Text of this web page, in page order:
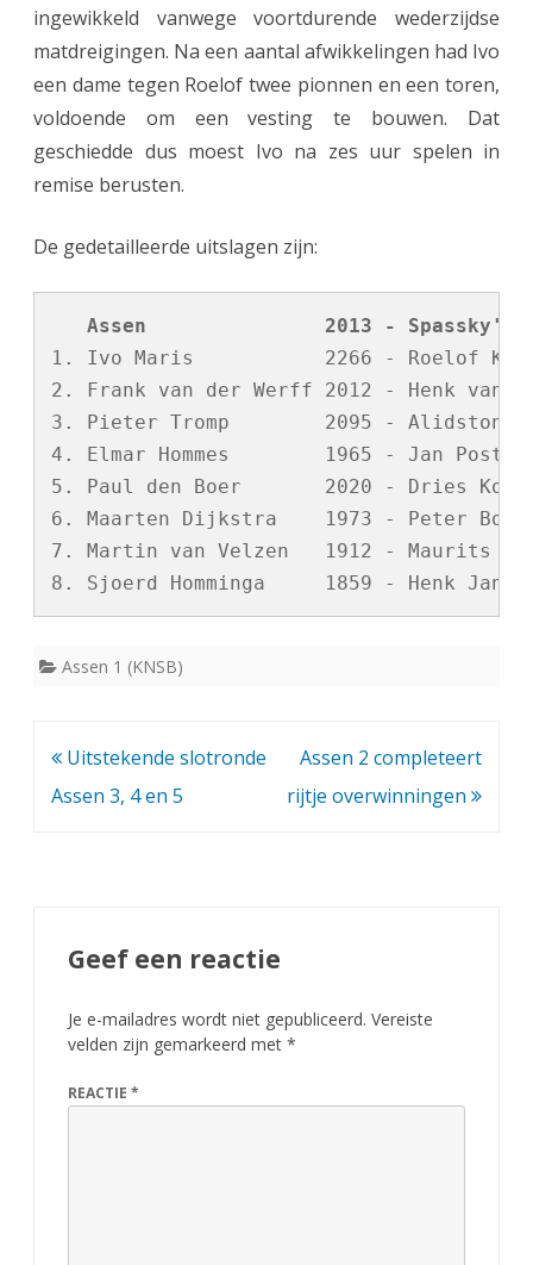
ingewikkeld vanwege voortdurende wederzijdse
matdreigingen. Na een aantal afwikkelingen had Ivo
een dame tegen Roelof twee pionnen en een toren,
voldoende om een vesting te bouwen. Dat
geschiedde dus moest Ivo na zes uur spelen in
remise berusten.
De gedetailleerde uitslagen zijn:
Assen               2013 - Spassky's
1. Ivo Maris           2266 - Roelof
2. Frank van der Werff 2012 - Henk van
3. Pieter Tromp        2095 - Alidston
4. Elmar Hommes        1965 - Jan
5. Paul den Boer       2020 - Dries
6. Maarten Dijkstra    1973 - Peter
7. Martin van Velzen   1912 - Maurits
Assen 1 (KNSB)
Bericht
navigatie
Uitstekende slotronde
Assen 3, 4 en 5
Assen 2 completeert
rijtje overwinningen
Geef een reactie
Je e-mailadres wordt niet gepubliceerd. Vereiste
velden zijn gemarkeerd met *
REACTIE *